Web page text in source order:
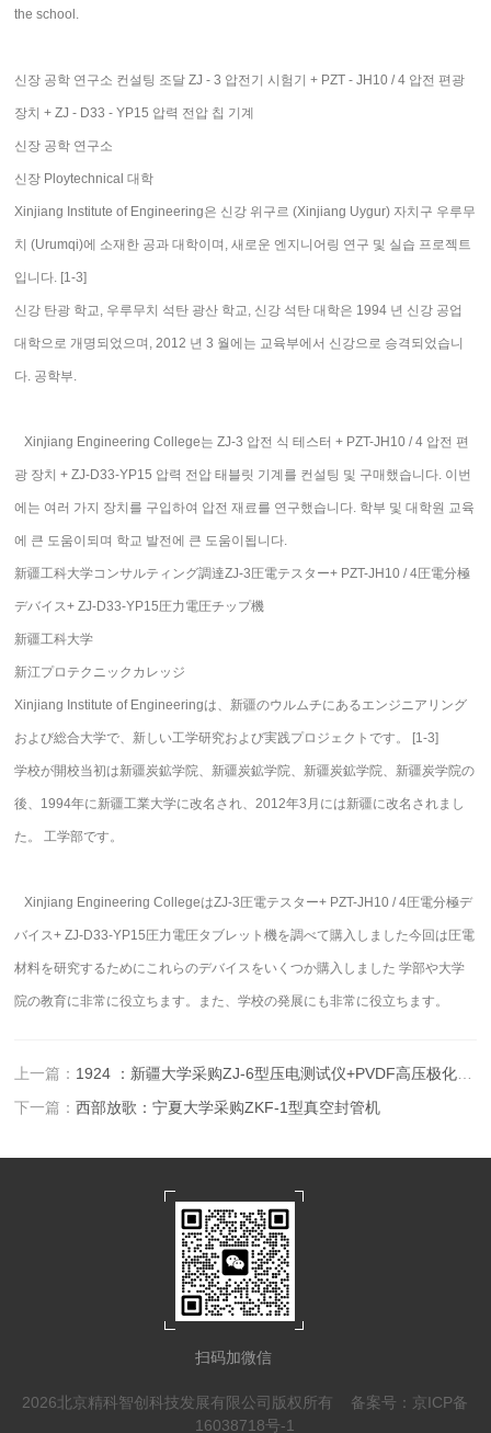
the school.
신장 공학 연구소 컨설팅 조달 ZJ - 3 압전기 시험기 + PZT - JH10 / 4 압전 편광
장치 + ZJ - D33 - YP15 압력 전압 칩 기계
신장 공학 연구소
신장 Ploytechnical 대학
Xinjiang Institute of Engineering은 신강 위구르 (Xinjiang Uygur) 자치구 우루무
치 (Urumqi)에 소재한 공과 대학이며, 새로운 엔지니어링 연구 및 실습 프로젝트
입니다. [1-3]
신강 탄광 학교, 우루무치 석탄 광산 학교, 신강 석탄 대학은 1994 년 신강 공업
대학으로 개명되었으며, 2012 년 3 월에는 교육부에서 신강으로 승격되었습니
다. 공학부.
Xinjiang Engineering College는 ZJ-3 압전 식 테스터 + PZT-JH10 / 4 압전 편
광 장치 + ZJ-D33-YP15 압력 전압 태블릿 기계를 컨설팅 및 구매했습니다. 이번
에는 여러 가지 장치를 구입하여 압전 재료를 연구했습니다. 학부 및 대학원 교육
에 큰 도움이되며 학교 발전에 큰 도움이됩니다.
新疆工科大学コンサルティング調達ZJ-3圧電テスター+ PZT-JH10 / 4圧電分極
デバイス+ ZJ-D33-YP15圧力電圧チップ機
新疆工科大学
新江プロテクニックカレッジ
Xinjiang Institute of Engineeringは、新疆のウルムチにあるエンジニアリング
および総合大学で、新しい工学研究および実践プロジェクトです。 [1-3]
学校が開校当初は新疆炭鉱学院、新疆炭鉱学院、新疆炭鉱学院、新疆炭学院の
後、1994年に新疆工業大学に改名され、2012年3月には新疆に改名されまし
た。 工学部です。
Xinjiang Engineering CollegeはZJ-3圧電テスター+ PZT-JH10 / 4圧電分極デ
バイス+ ZJ-D33-YP15圧力電圧タブレット機を調べて購入しました今回は圧電
材料を研究するためにこれらのデバイスをいくつか購入しました 学部や大学
院の教育に非常に役立ちます。また、学校の発展にも非常に役立ちます。
上一篇： 1924 ：新疆大学采购ZJ-6型压电测试仪+PVDF高压极化装置
下一篇：西部放歌：宁夏大学采购ZKF-1型真空封管机
扫码加微信
2026北京精科智创科技发展有限公司版权所有 备案号：京ICP备
16038718号-1